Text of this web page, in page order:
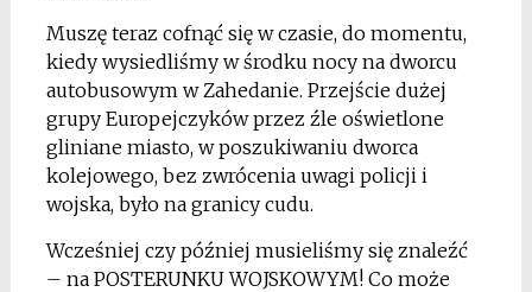
Muszę teraz cofnąć się w czasie, do momentu,
kiedy wysiedliśmy w środku nocy na dworcu
autobusowym w Zahedanie. Przejście dużej
grupy Europejczyków przez źle oświetlone
gliniane miasto, w poszukiwaniu dworca
kolejowego, bez zwrócenia uwagi policji i
wojska, było na granicy cudu.
Wcześniej czy później musieliśmy się znaleźć
– na POSTERUNKU WOJSKOWYM! Co może